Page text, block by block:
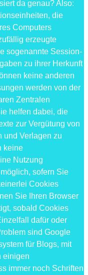
da genau? Also:
die
Computers
erzeugte
sogenannte Session-
zu ihrer Herkunft
keine anderen
werden von der
Zentralen
helfen dabei, die
zur Vergütung von
und Verlagen zu
keine
Nutzung
sofern Sie
Cookies
Sie Ihren Browser
sobald Cookies
dafür oder
sind Google
für Blogs, mit
einigen
immer noch Schriften